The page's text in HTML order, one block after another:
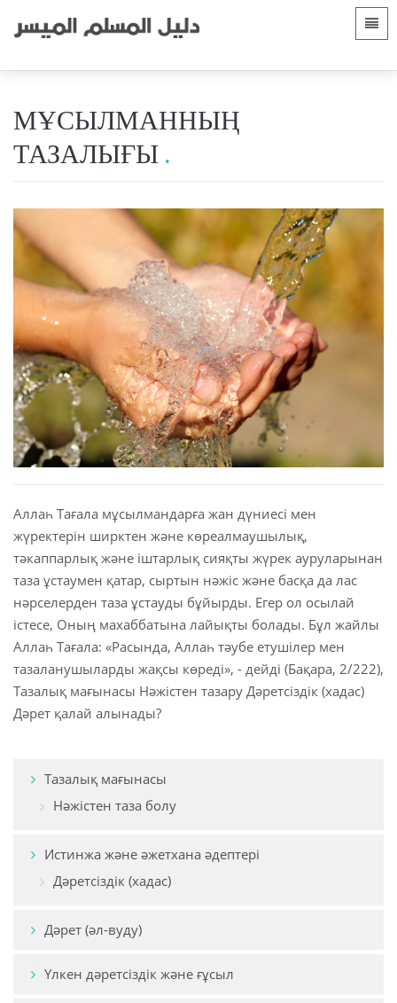
العربية
Bosanski
English
Français
Hausa
Bahasa Indonesia
Қазақ
فارسی
Русский
Somali
Kiswahili
Türkçe
اردو
o'zbek
МҰСЫЛМАННЫҢ
ТАЗАЛЫҒЫ
Аллаһ Тағала мұсылмандарға жан дүниесі мен
жүректерін ширктен және көреалмаушылық,
тәкаппарлық және іштарлық сияқты жүрек ауруларынан
таза ұстаумен қатар, сыртын нәжіс және басқа да лас
нәрселерден таза ұстауды бұйырды. Егер ол осылай
істесе, Оның махаббатына лайықты болады. Бұл жайлы
Аллаһ Тағала: «Расында, Аллаһ тәубе етушілер мен
тазаланушыларды жақсы көреді», - дейді (Бақара, 2/222),
Тазалық мағынасы Нәжістен тазару Дәретсіздік (хадас)
Дәрет қалай алынады?
Тазалық мағынасы
Нәжістен таза болу
Истинжа және әжетхана әдептері
Дәретсіздік (хадас)
Дәрет (әл-вуду)
Үлкен дәретсіздік және ғұсыл